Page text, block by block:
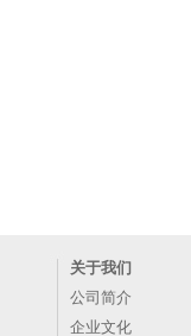
关于我们
公司简介
企业文化